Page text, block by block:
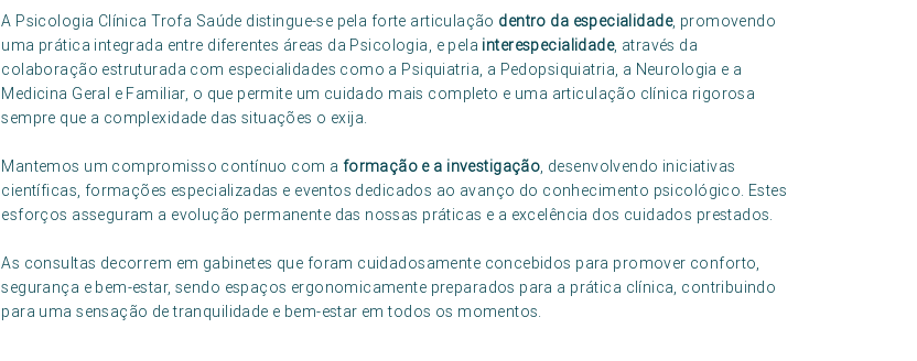
A Psicologia Clínica Trofa Saúde distingue-se pela forte articulação dentro da especialidade, promovendo
uma prática integrada entre diferentes áreas da Psicologia, e pela interespecialidade, através da
colaboração estruturada com especialidades como a Psiquiatria, a Pedopsiquiatria, a Neurologia e a
Medicina Geral e Familiar, o que permite um cuidado mais completo e uma articulação clínica rigorosa
sempre que a complexidade das situações o exija.
Mantemos um compromisso contínuo com a formação e a investigação, desenvolvendo iniciativas
científicas, formações especializadas e eventos dedicados ao avanço do conhecimento psicológico. Estes
esforços asseguram a evolução permanente das nossas práticas e a excelência dos cuidados prestados.
As consultas decorrem em gabinetes que foram cuidadosamente concebidos para promover conforto,
segurança e bem-estar, sendo espaços ergonomicamente preparados para a prática clínica, contribuindo
para uma sensação de tranquilidade e bem-estar em todos os momentos.